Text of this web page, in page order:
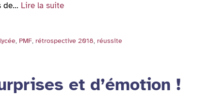
de… Lire la suite
lycée, PMF, rétrospective 2018, réussite
et d’émotion !